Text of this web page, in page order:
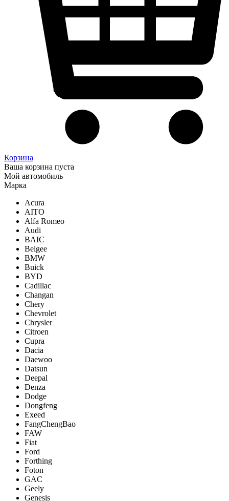
Корзина
Ваша корзина пуста
Мой автомобиль
Марка
Acura
AITO
Alfa Romeo
Audi
BAIC
Belgee
BMW
Buick
BYD
Cadillac
Changan
Chery
Chevrolet
Chrysler
Citroen
Cupra
Dacia
Daewoo
Datsun
Deepal
Denza
Dodge
Dongfeng
Exeed
FangChengBao
FAW
Fiat
Ford
Forthing
Foton
GAC
Geely
Genesis